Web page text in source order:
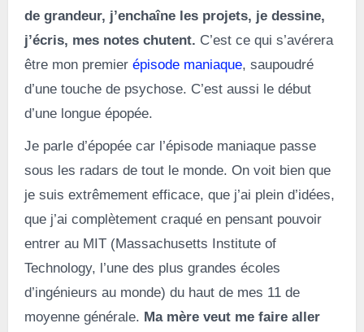
de grandeur, j’enchaîne les projets, je dessine,
j’écris, mes notes chutent. C’est ce qui s’avérera
être mon premier épisode maniaque, saupoudré
d’une touche de psychose. C’est aussi le début
d’une longue épopée.
Je parle d’épopée car l’épisode maniaque passe
sous les radars de tout le monde. On voit bien que
je suis extrêmement efficace, que j’ai plein d’idées,
que j’ai complètement craqué en pensant pouvoir
entrer au MIT (Massachusetts Institute of
Technology, l’une des plus grandes écoles
d’ingénieurs au monde) du haut de mes 11 de
moyenne générale. Ma mère veut me faire aller